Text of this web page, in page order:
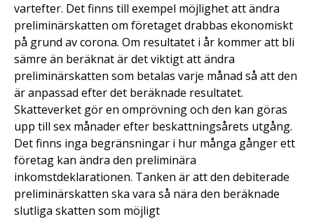
vartefter. Det finns till exempel möjlighet att ändra
preliminärskatten om företaget drabbas ekonomiskt
på grund av corona. Om resultatet i år kommer att bli
sämre än beräknat är det viktigt att ändra
preliminärskatten som betalas varje månad så att den
är anpassad efter det beräknade resultatet.
Skatteverket gör en omprövning och den kan göras
upp till sex månader efter beskattningsårets utgång.
Det finns inga begränsningar i hur många gånger ett
företag kan ändra den preliminära
inkomstdeklarationen. Tanken är att den debiterade
preliminärskatten ska vara så nära den beräknade
slutliga skatten som möjligt